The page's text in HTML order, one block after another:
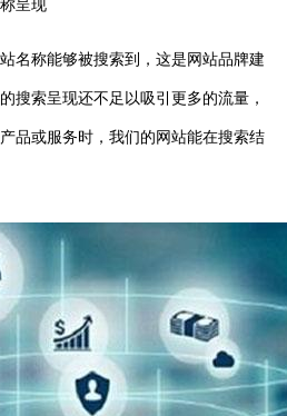
呈现
名称能够被搜索到，这是网站品牌建
搜索呈现还不足以吸引更多的流量，
品或服务时，我们的网站能在搜索结